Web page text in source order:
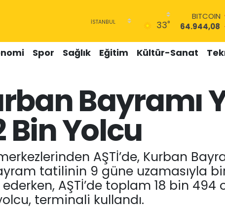
33°
DOLAR
47,7436
55,2510
STERLİN
6660.55
BİST100
13.779
-
Spor Sağlık Eğitim Kültür-Sanat
Bayramı
Bin Yolcu
AŞTİ’de, Kurban
tatilinin 9 güne uzamasıyla
AŞTİ’de toplam 18 bin 494
terminali kullandı.